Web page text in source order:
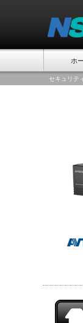
ホ
セキュリテ